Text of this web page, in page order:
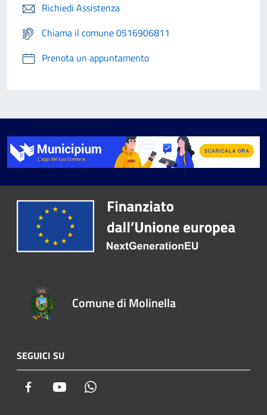
Richiedi Assistenza
Chiama il comune 0516906811
Prenota un appuntamento
Comune di Molinella
SEGUICI SU
Facebook Youtube